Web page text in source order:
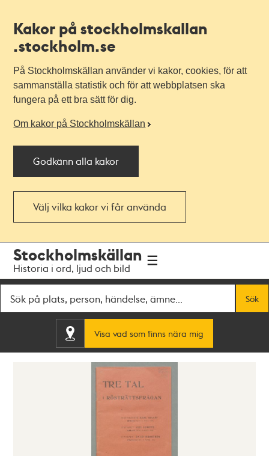
Kakor på stockholmskallan
.stockholm.se
På Stockholmskällan använder vi kakor, cookies, för att
sammanställa statistik och för att webbplatsen ska
fungera på ett bra sätt för dig.
Om kakor på Stockholmskällan
Godkänn alla kakor
Välj vilka kakor vi får använda
navigationen
huvudinnehållet
Stockholmskällan
Historia i ord, ljud och bild
Sök
Visa vad som finns nära mig